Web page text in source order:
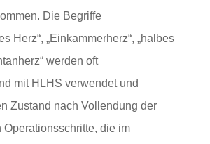
Die Begriffe
Herz“, „Einkammerherz“, „halbes
werden oft
mit HLHS verwendet und
Zustand nach Vollendung der
die im